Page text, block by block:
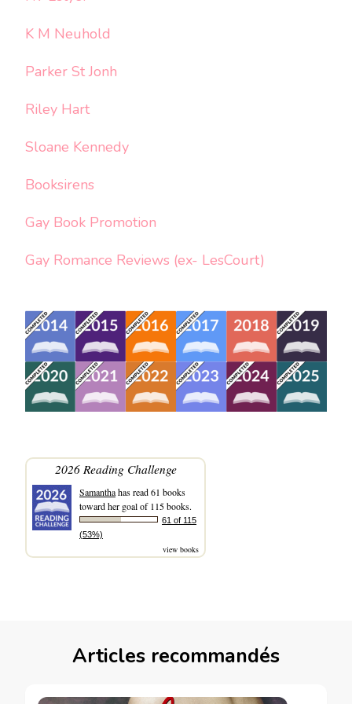
K M Neuhold
Parker St Jonh
Riley Hart
Sloane Kennedy
Booksirens
Gay Book Promotion
Gay Romance Reviews (ex- LesCourt)
2026 Reading Challenge
Samanthahas read 61 books
toward her goal of 115 books.
61 of 115
(53%)
view books
Articles recommandés